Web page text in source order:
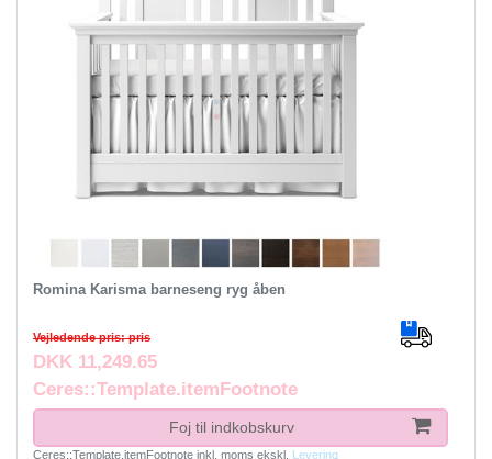
Romina Karisma barneseng ryg åben
Vejledende pris: pris
DKK 11,249.65
Ceres::Template.itemFootnote
Foj til indkobskurv
Ceres::Template.itemFootnote inkl. moms ekskl. Levering